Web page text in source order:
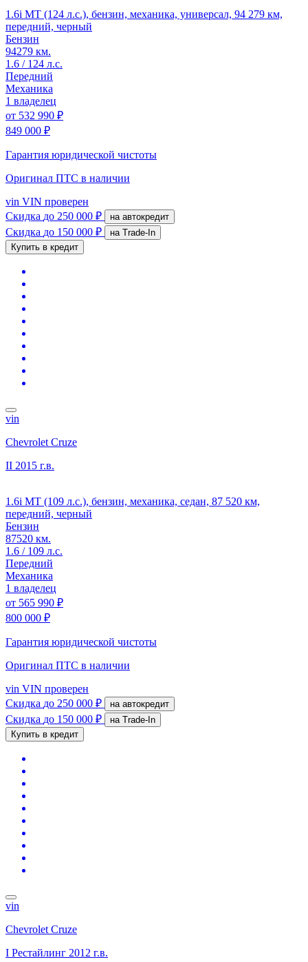
1.6i MT (124 л.с.), бензин, механика, универсал, 94 279 км,
передний, черный
Бензин
94279 км.
1.6 / 124 л.с.
Передний
Механика
1 владелец
от 532 990 ₽
849 000 ₽
Гарантия юридической чистоты
Оригинал ПТС в наличии
vin VIN проверен
Скидка до 250 000 ₽ на автокредит
Скидка до 150 000 ₽
на Trade-In
Купить в кредит
vin
Chevrolet Cruze
II 2015 г.в.
1.6i MT (109 л.с.), бензин, механика, седан, 87 520 км,
передний, черный
Бензин
87520 км.
1.6 / 109 л.с.
Передний
Механика
1 владелец
от 565 990 ₽
800 000 ₽
Гарантия юридической чистоты
Оригинал ПТС в наличии
vin VIN проверен
Скидка до 250 000 ₽ на автокредит
Скидка до 150 000 ₽
на Trade-In
Купить в кредит
vin
Chevrolet Cruze
I Рестайлинг 2012 г.в.